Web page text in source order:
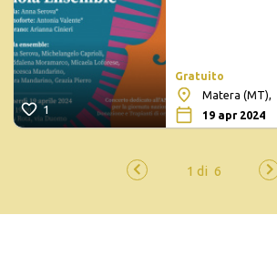
1
Gratuito
Matera (MT),
19 apr 2024